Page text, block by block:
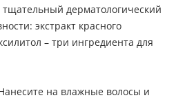
дерматологический
экстракт красного
– три ингредиента для
на влажные волосы и